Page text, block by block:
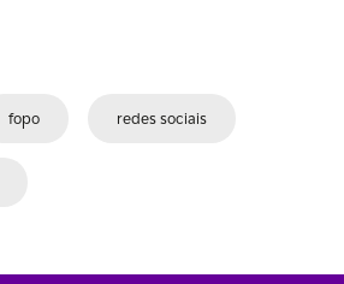
fopo redes sociais